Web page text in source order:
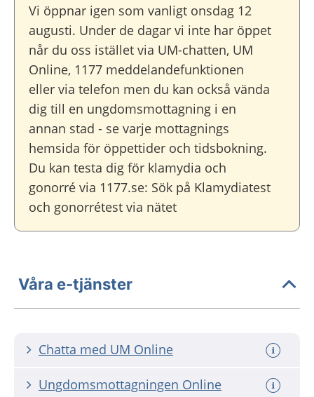
Vi öppnar igen som vanligt onsdag 12
augusti. Under de dagar vi inte har öppet
når du oss istället via UM-chatten, UM
Online, 1177 meddelandefunktionen
eller via telefon men du kan också vända
dig till en ungdomsmottagning i en
annan stad - se varje mottagnings
hemsida för öppettider och tidsbokning.
Du kan testa dig för klamydia och
gonorré via 1177.se: Sök på Klamydiatest
och gonorrétest via nätet
Våra e-tjänster
Chatta med UM Online
Ungdomsmottagningen Online